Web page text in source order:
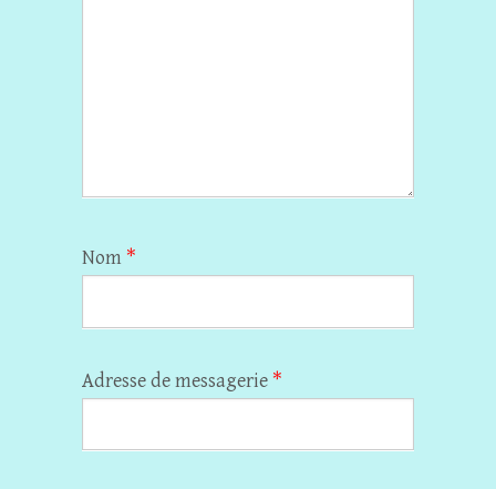
Nom *
Adresse de messagerie *